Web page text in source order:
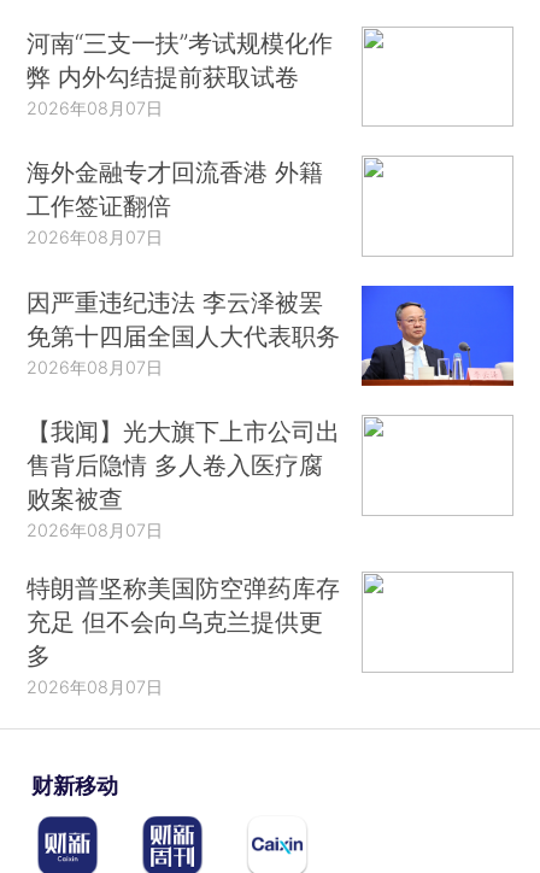
河南“三支一扶”考试规模化作
弊 内外勾结提前获取试卷
2026年08月07日
海外金融专才回流香港 外籍
工作签证翻倍
2026年08月07日
因严重违纪违法 李云泽被罢
免第十四届全国人大代表职务
2026年08月07日
【我闻】光大旗下上市公司出
售背后隐情 多人卷入医疗腐
败案被查
2026年08月07日
特朗普坚称美国防空弹药库存
充足 但不会向乌克兰提供更
多
2026年08月07日
财新移动